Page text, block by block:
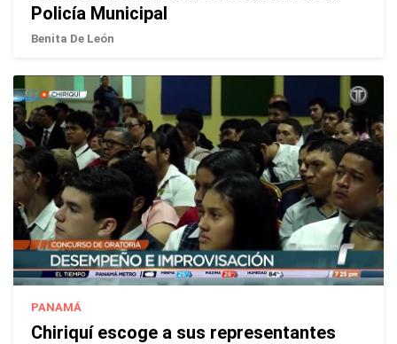
Policía Municipal
Benita De León
PANAMÁ
Chiriquí escoge a sus representantes